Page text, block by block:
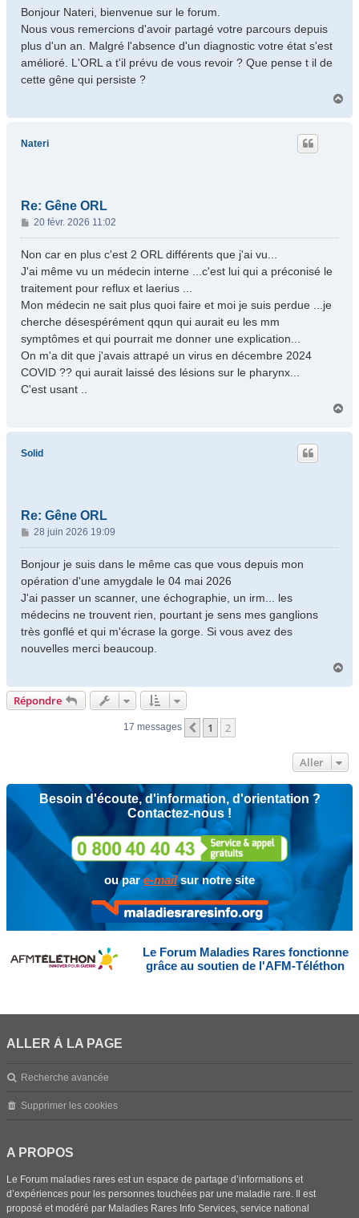
s
g
e
Bonjour Nateri, bienvenue sur le forum.
Nous vous remercions d'avoir partagé votre parcours depuis
plus d'un an. Malgré l'absence d'un diagnostic votre état s'est
amélioré. L'ORL a t'il prévu de vous revoir ? Que pense t il de
cette gêne qui persiste ?
Nateri
Re: Gêne ORL
M
e
s
g
e
20 févr. 2026 11:02
Non car en plus c'est 2 ORL différents que j'ai vu...
J'ai même vu un médecin interne ...c'est lui qui a préconisé le
traitement pour reflux et laerius ...
Mon médecin ne sait plus quoi faire et moi je suis perdue ...je
cherche désespérément qqun qui aurait eu les mm
symptômes et qui pourrait me donner une explication...
On m'a dit que j'avais attrapé un virus en décembre 2024
COVID ?? qui aurait laissé des lésions sur le pharynx...
C'est usant ..
u
Solid
Re: Gêne ORL
M
e
s
g
e
28 juin 2026 19:09
Bonjour je suis dans le même cas que vous depuis mon
opération d'une amygdale le 04 mai 2026
J'ai passer un scanner, une échographie, un irm... les
médecins ne trouvent rien, pourtant je sens mes ganglions
très gonflé et qui m'écrase la gorge. Si vous avez des
nouvelles merci beaucoup.
Répondre
17 messages Précédent
1 2
Aller
Besoin d'écoute, d'information, d'orientation ?
Contactez-nous !
ou pare-mailsur notre site
Le Forum Maladies Rares fonctionne
grâce au soutien de l'AFM-Téléthon
ALLER À LA PAGE
Recherche avancée
Supprimer les cookies
A PROPOS
Le Forum maladies rares est un espace de partage d’informations et
d’expériences pour les personnes touchées par une maladie rare. Il est
proposé et modéré par Maladies Rares Info Services, service national